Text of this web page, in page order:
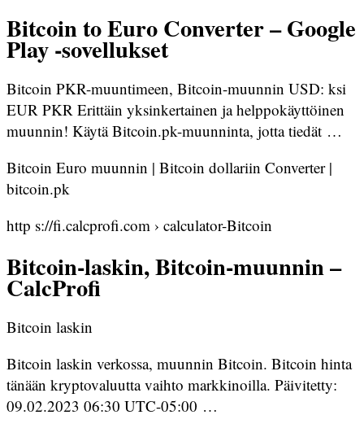
Bitcoin to Euro Converter – Google
Play ‑sovellukset
Bitcoin PKR-muuntimeen, Bitcoin-muunnin USD: ksi
EUR PKR Erittäin yksinkertainen ja helppokäyttöinen
muunnin! Käytä Bitcoin.pk-muunninta, jotta tiedät …
Bitcoin Euro muunnin | Bitcoin dollariin Converter |
bitcoin.pk
http s://fi.calcprofi.com › calculator-Bitcoin
Bitcoin-laskin, Bitcoin-muunnin –
CalcProfi
Bitcoin laskin
Bitcoin laskin verkossa, muunnin Bitcoin. Bitcoin hinta
tänään kryptovaluutta vaihto markkinoilla. Päivitetty:
09.02.2023 06:30 UTC-05:00 …